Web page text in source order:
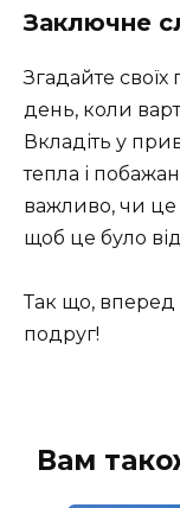
Заключне
Згадайте
день, коли
Вкладіть у
тепла і
важливо, чи це
щоб це було
Так що, вперед
подруг!
Вам